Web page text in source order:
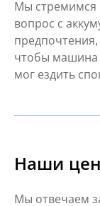
Мы стремимся
вопрос с
предпочтения,
чтобы машина
мог ездить
Наши
Мы отвечаем